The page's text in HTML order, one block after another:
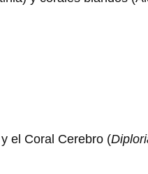
el Coral Cerebro (